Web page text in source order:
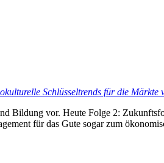
Schlüsseltrends für die Märkte
Bildung vor. Heute Folge 2:
für das Gute sogar zum